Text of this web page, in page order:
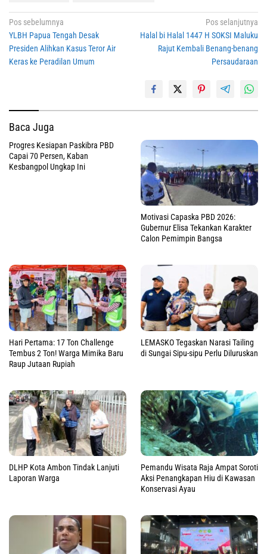
Navigasi
pos
Pos sebelumnya
YLBH Papua Tengah Desak
Presiden Alihkan Kasus Teror Air
Keras ke Peradilan Umum
Pos selanjutnya
Halal bi Halal 1447 H SOKSI Maluku
Rajut Kembali Benang-benang
Persaudaraan
Baca Juga
Progres Kesiapan Paskibra PBD
Capai 70 Persen, Kaban
Kesbangpol Ungkap Ini
Motivasi Capaska PBD 2026:
Gubernur Elisa Tekankan Karakter
Calon Pemimpin Bangsa
Hari Pertama: 17 Ton Challenge
Tembus 2 Ton! Warga Mimika Baru
Raup Jutaan Rupiah
LEMASKO Tegaskan Narasi Tailing
di Sungai Sipu-sipu Perlu Diluruskan
DLHP Kota Ambon Tindak Lanjuti
Laporan Warga
Pemandu Wisata Raja Ampat Soroti
Aksi Penangkapan Hiu di Kawasan
Konservasi Ayau